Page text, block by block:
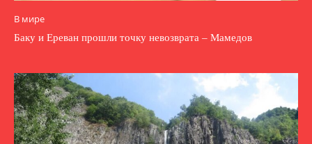
В мире
Баку и Ереван прошли точку невозврата – Мамедов